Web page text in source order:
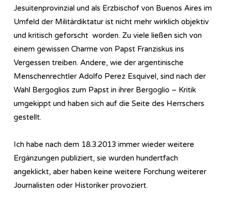
Jesuitenprovinzial und als Erzbischof von Buenos Aires im
Umfeld der Militärdiktatur ist nicht mehr wirklich objektiv
und kritisch geforscht worden. Zu viele ließen sich von
einem gewissen Charme von Papst Franziskus ins
Vergessen treiben. Andere, wie der argentinische
Menschenrechtler Adolfo Perez Esquivel, sind nach der
Wahl Bergoglios zum Papst in ihrer Bergoglio – Kritik
umgekippt und haben sich auf die Seite des Herrschers
gestellt.
Ich habe nach dem 18.3.2013 immer wieder weitere
Ergänzungen publiziert, sie wurden hundertfach
angeklickt, aber haben keine weitere Forchung weiterer
Journalisten oder Historiker provoziert.